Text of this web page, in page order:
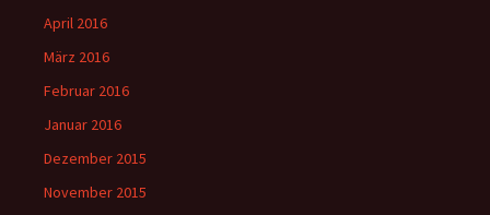
April 2016
März 2016
Februar 2016
Januar 2016
Dezember 2015
November 2015